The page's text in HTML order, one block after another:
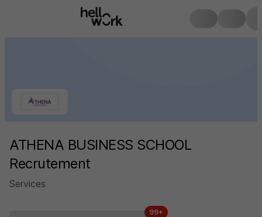
ATHENA BUSINESS SCHOOL
Recrutement
Services
99+